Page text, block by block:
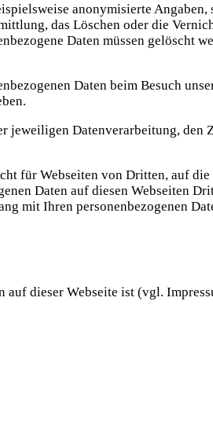
anonymisierte
das Löschen oder die
Daten müssen gelöscht
Daten beim Besuch
Datenverarbeitung, den
für Webseiten von Dritten, auf
Daten auf diesen Webseiten
mit Ihren personenbezogenen
auf dieser Webseite ist (vgl.